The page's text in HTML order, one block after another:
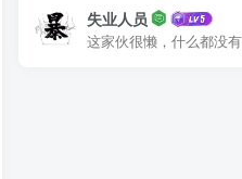
失业人员